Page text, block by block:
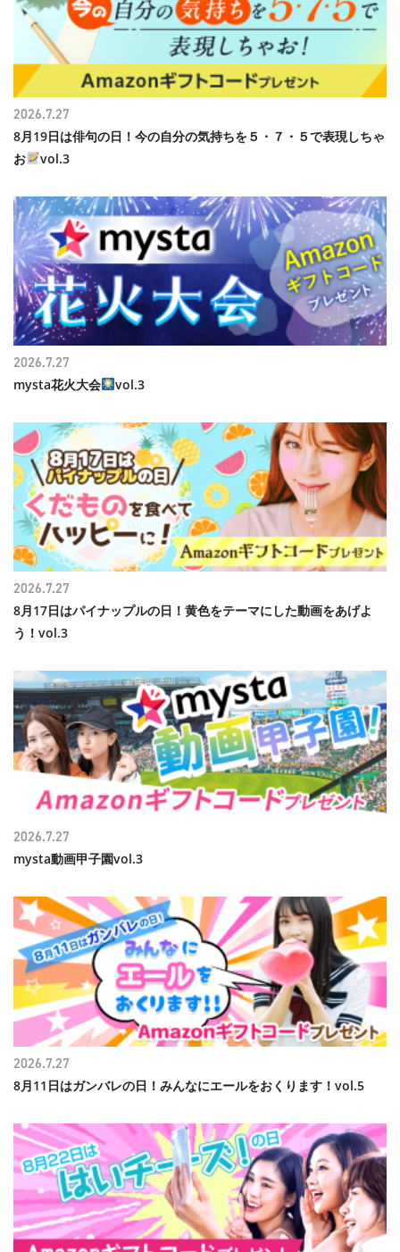
8月19日は俳句の日！今の自分の気持ちを５・７・５で表現しちゃ
お
vol.3
2026.7.27
mysta花火大会 vol.3
2026.7.27
8月17日はパイナップルの日！黄色をテーマにした動画をあげよ
う！vol.3
2026.7.27
mysta動画甲子園vol.3
2026.7.27
8月11日はガンバレの日！みんなにエールをおくります！vol.5
2026.7.27